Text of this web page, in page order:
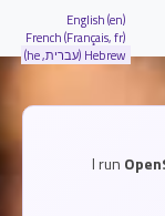
English (en)
French (Français, fr)
Hebrew (עברית, he)
I run